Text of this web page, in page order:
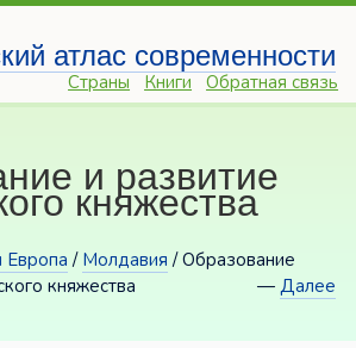
атлас современности
Страны Книги Обратная связь
и развитие
княжества
Европа / Молдавия / Образование
княжества
—Далее